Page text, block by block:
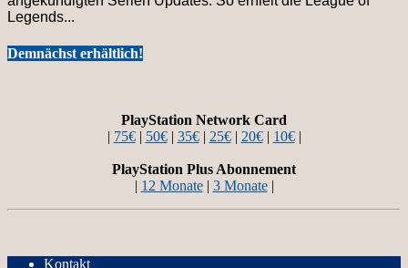
Legends...
Demnächst erhältlich!
PlayStation Network Card
| 75€| 50€| 35€| 25€| 20€| 10€|
PlayStation Plus Abonnement
| 12 Monate| 3 Monate|
Kontakt